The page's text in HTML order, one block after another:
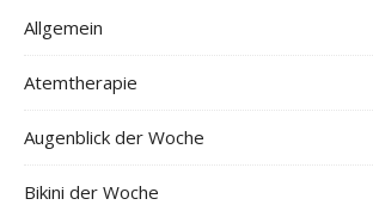
Allgemein
Atemtherapie
Augenblick der Woche
Bikini der Woche